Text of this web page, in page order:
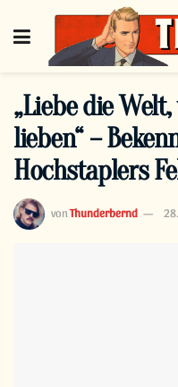
„Liebe die
lieben“ –
Hochstaplers
von Thunderbernd